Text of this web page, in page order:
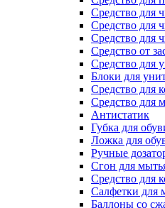
Средство для
Средство для
Средство для
Средство от
Средство для
Блоки для
Средство для
Средство для
Антистатик
Губка для
Ложка для
Ручные
Сгон для
Средство для
Салфетки для
Баллоны со